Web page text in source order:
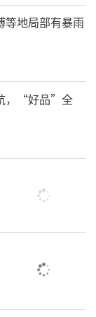
等地局部有暴雨
，“好品”全